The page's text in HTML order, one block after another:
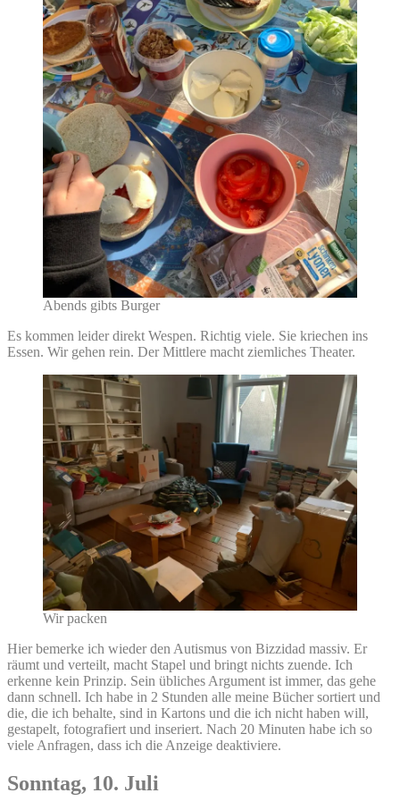
Abends gibts Burger
Es kommen leider direkt Wespen. Richtig viele. Sie kriechen ins
Essen. Wir gehen rein. Der Mittlere macht ziemliches Theater.
Wir packen
Hier bemerke ich wieder den Autismus von Bizzidad massiv. Er
räumt und verteilt, macht Stapel und bringt nichts zuende. Ich
erkenne kein Prinzip. Sein übliches Argument ist immer, das gehe
dann schnell. Ich habe in 2 Stunden alle meine Bücher sortiert und
die, die ich behalte, sind in Kartons und die ich nicht haben will,
gestapelt, fotografiert und inseriert. Nach 20 Minuten habe ich so
viele Anfragen, dass ich die Anzeige deaktiviere.
Sonntag, 10. Juli